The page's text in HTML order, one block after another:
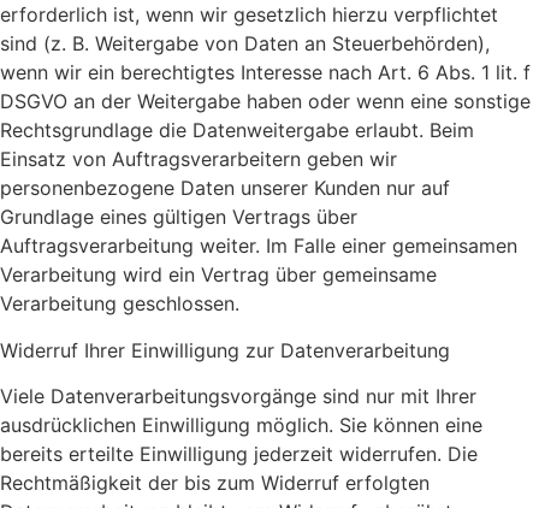
erforderlich ist, wenn wir gesetzlich hierzu verpflichtet
sind (z. B. Weitergabe von Daten an Steuerbehörden),
wenn wir ein berechtigtes Interesse nach Art. 6 Abs. 1 lit. f
DSGVO an der Weitergabe haben oder wenn eine sonstige
Rechtsgrundlage die Datenweitergabe erlaubt. Beim
Einsatz von Auftragsverarbeitern geben wir
personenbezogene Daten unserer Kunden nur auf
Grundlage eines gültigen Vertrags über
Auftragsverarbeitung weiter. Im Falle einer gemeinsamen
Verarbeitung wird ein Vertrag über gemeinsame
Verarbeitung geschlossen.
Widerruf Ihrer Einwilligung zur Datenverarbeitung
Viele Datenverarbeitungsvorgänge sind nur mit Ihrer
ausdrücklichen Einwilligung möglich. Sie können eine
bereits erteilte Einwilligung jederzeit widerrufen. Die
Rechtmäßigkeit der bis zum Widerruf erfolgten